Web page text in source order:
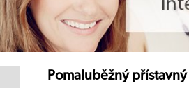
Pomaluběžný